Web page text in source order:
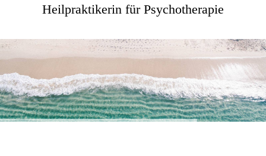
Heilpraktikerin für Psychotherapie